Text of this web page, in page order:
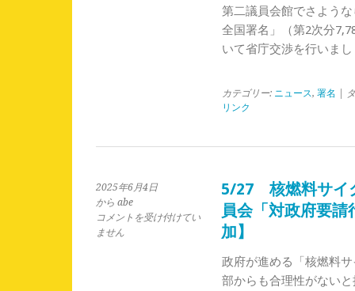
を
る
署
名」
提
第二議員会館でさよう
全国署名」（第2次分
いて省庁交渉を行いま
カテゴリー: ニュース, 署名 |
リンク
2025年6月4日
から abe
5/27
核
コメントを受け付けてい
ません
5/27 核燃料サイ
員会「対政府要
加】
政府が進める「核燃料
部からも合理性がない